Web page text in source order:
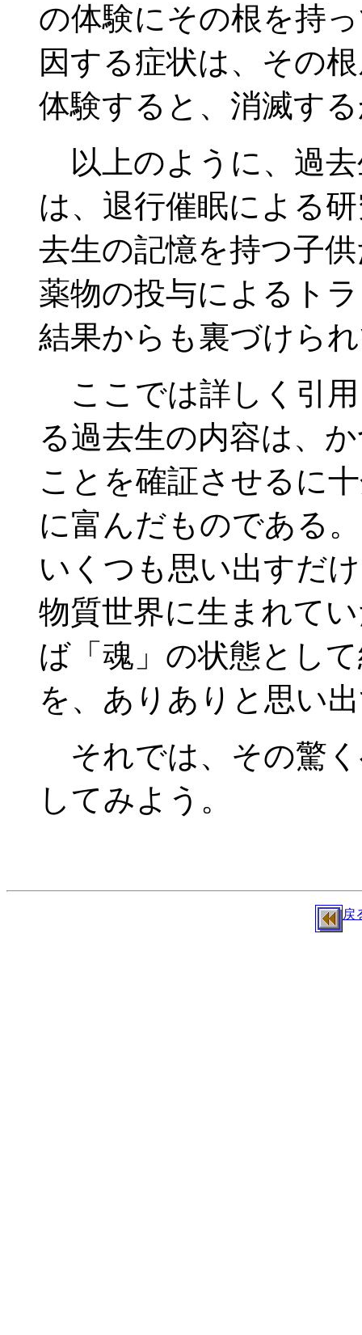
の体験にその根を持
因する症状は、その
体験すると、消滅す
以上のように、過
は、退行催眠による
去生の記憶を持つ子
薬物の投与によるト
結果からも裏づけら
ここでは詳しく引
る過去生の内容は、
ことを確証させるに
に富んだものである
いくつも思い出すだ
物質世界に生まれて
ば「魂」の状態とし
を、ありありと思い
それでは、その驚
してみよう。
戻